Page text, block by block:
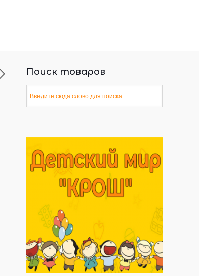
Поиск товаров